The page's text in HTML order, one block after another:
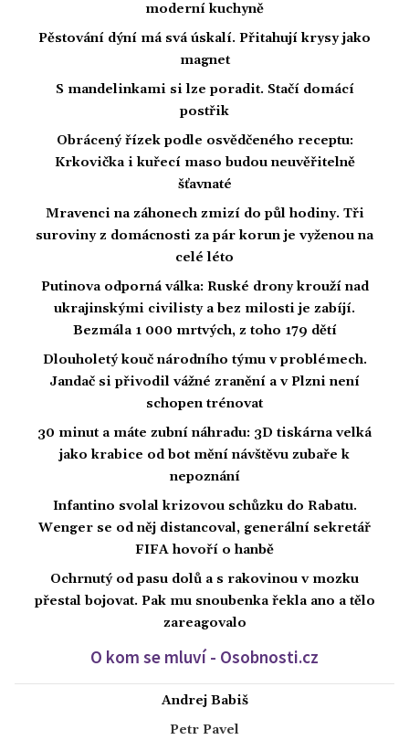
moderní kuchyně
Pěstování dýní má svá úskalí. Přitahují krysy jako
magnet
S mandelinkami si lze poradit. Stačí domácí
postřik
Obrácený řízek podle osvědčeného receptu:
Krkovička i kuřecí maso budou neuvěřitelně
šťavnaté
Mravenci na záhonech zmizí do půl hodiny. Tři
suroviny z domácnosti za pár korun je vyženou na
celé léto
Putinova odporná válka: Ruské drony krouží nad
ukrajinskými civilisty a bez milosti je zabíjí.
Bezmála 1 000 mrtvých, z toho 179 dětí
Dlouholetý kouč národního týmu v problémech.
Jandač si přivodil vážné zranění a v Plzni není
schopen trénovat
30 minut a máte zubní náhradu: 3D tiskárna velká
jako krabice od bot mění návštěvu zubaře k
nepoznání
Infantino svolal krizovou schůzku do Rabatu.
Wenger se od něj distancoval, generální sekretář
FIFA hovoří o hanbě
Ochrnutý od pasu dolů a s rakovinou v mozku
přestal bojovat. Pak mu snoubenka řekla ano a tělo
zareagovalo
O kom se mluví - Osobnosti.cz
Andrej Babiš
Petr Pavel